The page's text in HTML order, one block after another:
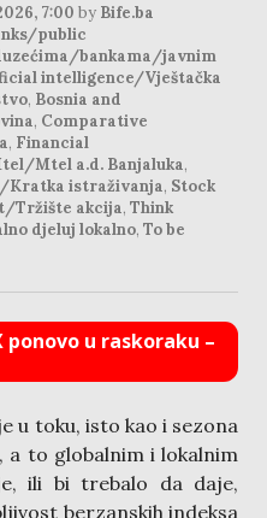
7:00 by Bife.ba
public
bankama/javnim
intelligence/Vještačka
, Bosnia and
, Comparative
, Financial
Mtel a.d. Banjaluka,
Kratka istraživanja, Stock
Tržište akcija, Think
djeluj lokalno, To be
ponovo u raskoraku –
u toku, isto kao i sezona
a to globalnim i lokalnim
ili bi trebalo da daje,
berzanskih indeksa